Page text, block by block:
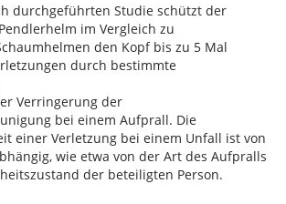
durchgeführten Studie schützt der
im Vergleich zu
den Kopf bis zu 5 Mal
durch bestimmte
Verringerung der
bei einem Aufprall. Die
einer Verletzung bei einem Unfall ist von
wie etwa von der Art des Aufpralls
der beteiligten Person.